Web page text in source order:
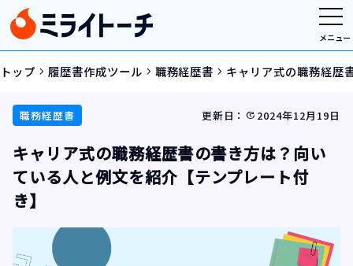
メニュー
トップ navigate_next 履歴書作成ツール navigate_next 職務経歴書 navigate_next キャリア式の職務経歴
職務経歴書 更新日： update 2024年12月19日
キャリア式の職務経歴書の書き方は？向い
ている人と例文を紹介【テンプレート付
き】